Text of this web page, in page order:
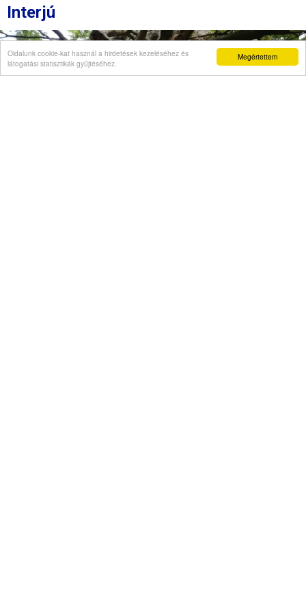
Megértettem
Oldalunk cookie-kat használ a hirdetések kezeléséhez és
látogatási statisztikák gyűjtéséhez.
Interjú